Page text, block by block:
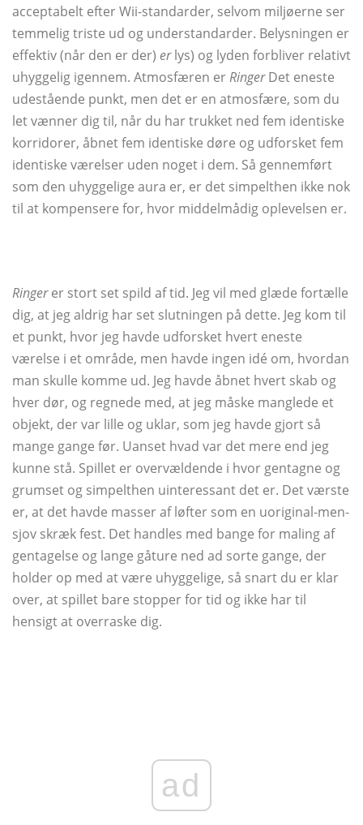
acceptabelt efter Wii-standarder, selvom miljøerne ser
temmelig triste ud og understandarder. Belysningen er
effektiv (når den er der) erlys) og lyden forbliver relativt
uhyggelig igennem. Atmosfæren erRingerDet eneste
udestående punkt, men det er en atmosfære, som du
let vænner dig til, når du har trukket ned fem identiske
korridorer, åbnet fem identiske døre og udforsket fem
identiske værelser uden noget i dem. Så gennemført
som den uhyggelige aura er, er det simpelthen ikke nok
til at kompensere for, hvor middelmådig oplevelsen er.
Ringerer stort set spild af tid. Jeg vil med glæde fortælle
dig, at jeg aldrig har set slutningen på dette. Jeg kom til
et punkt, hvor jeg havde udforsket hvert eneste
værelse i et område, men havde ingen idé om, hvordan
man skulle komme ud. Jeg havde åbnet hvert skab og
hver dør, og regnede med, at jeg måske manglede et
objekt, der var lille og uklar, som jeg havde gjort så
mange gange før. Uanset hvad var det mere end jeg
kunne stå. Spillet er overvældende i hvor gentagne og
grumset og simpelthen uinteressant det er. Det værste
er, at det havde masser af løfter som en uoriginal-men-
sjov skræk fest. Det handles med bange for maling af
gentagelse og lange gåture ned ad sorte gange, der
holder op med at være uhyggelige, så snart du er klar
over, at spillet bare stopper for tid og ikke har til
hensigt at overraske dig.
ad